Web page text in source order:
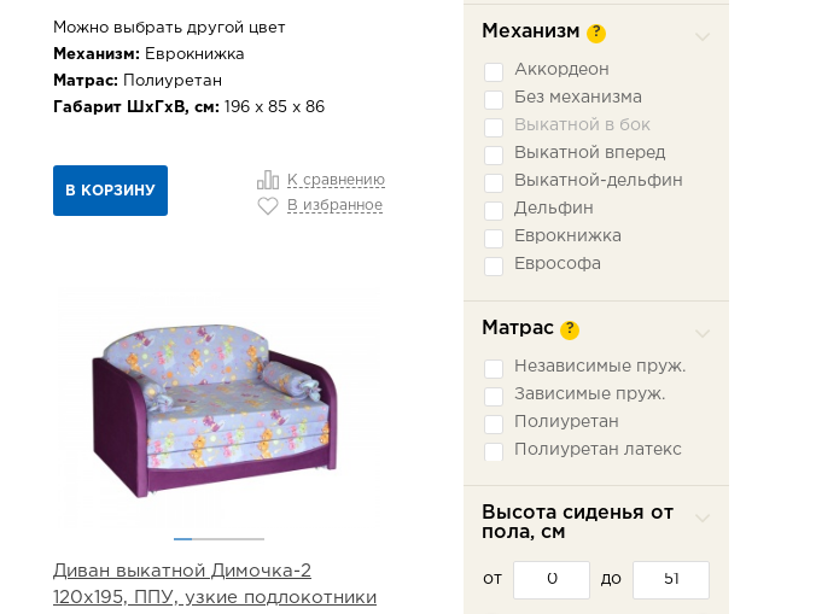
Можно выбрать другой цвет
Механизм: Еврокнижка
Матрас: Полиуретан
Габарит ШхГхВ, см: 196 х 85 х 86
В КОРЗИНУ
К сравнению
В избранное
Диван выкатной Димочка-2
120х195, ППУ, узкие подлокотники
Механизм ?
Аккордеон
Без механизма
Выкатной в бок
Выкатной вперед
Выкатной-дельфин
Дельфин
Еврокнижка
Еврософа
Книжка откатная
Ножницы
Пантограф
Подъемное сидение
Сабля
еврокнижка
Седафлекс
раскладушка
Матрас ?
Независимые пруж.
Зависимые пруж.
Полиуретан
Полиуретан латекс
Высота сиденья от
пола, см
от до